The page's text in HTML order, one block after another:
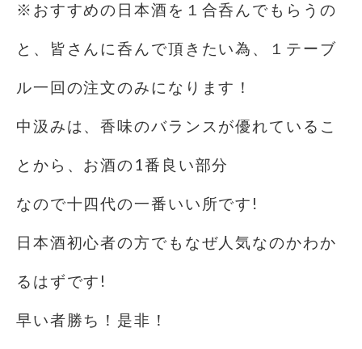
※おすすめの日本酒を１合呑んでもらうの
と、皆さんに呑んで頂きたい為、１テーブ
ル一回の注文のみになります！
中汲みは、香味のバランスが優れているこ
とから、お酒の1番良い部分
なので十四代の一番いい所です!
日本酒初心者の方でもなぜ人気なのかわか
るはずです!
早い者勝ち！是非！